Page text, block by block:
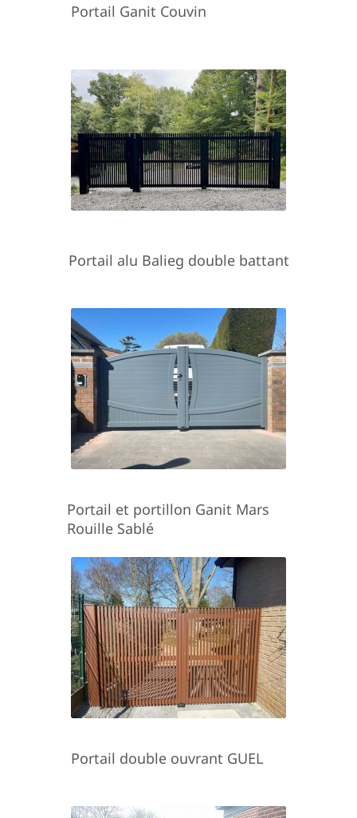
Portail Ganit Couvin
Portail alu Balieg double battant
Portail et portillon Ganit Mars
Rouille Sablé
Portail double ouvrant GUEL